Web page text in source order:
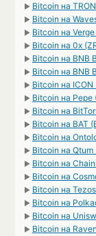
► Bitcoin на
► Bitcoin на
► Bitcoin на Verge
► Bitcoin на 0x
► Bitcoin на BNB
► Bitcoin на BNB
► Bitcoin на ICON
► Bitcoin на Pepe
► Bitcoin на
► Bitcoin на BAT
► Bitcoin на
► Bitcoin на Qtum
► Bitcoin на
► Bitcoin на
► Bitcoin на
► Bitcoin на
► Bitcoin на
► Bitcoin на